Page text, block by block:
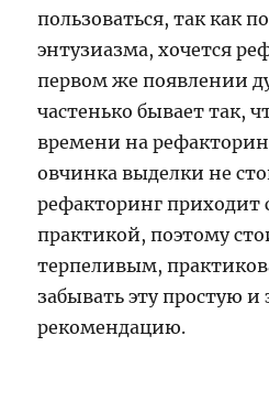
пользоваться, так как
энтузиазма, хочется
первом же появлении
частенько бывает так,
времени на
овчинка выделки не
рефакторинг приходит
практикой, поэтому
терпеливым,
забывать эту простую
рекомендацию.